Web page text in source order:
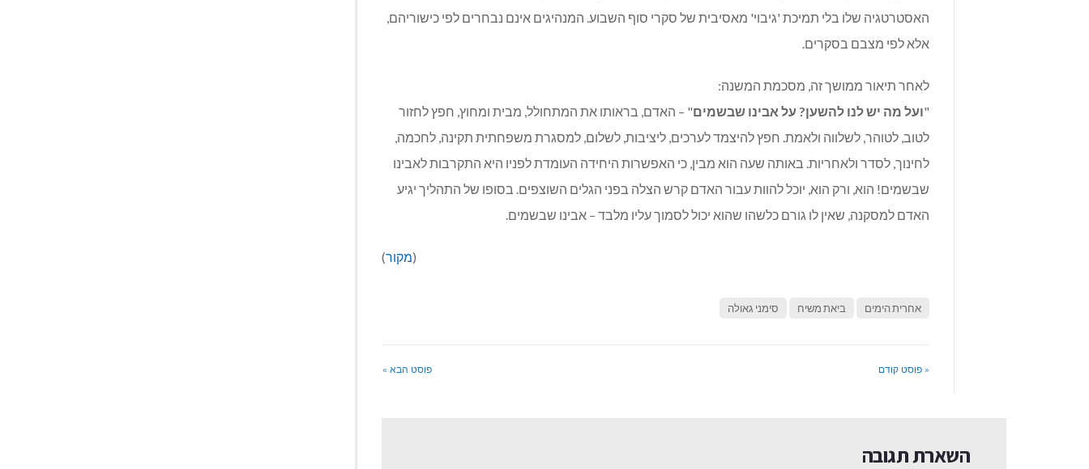
האסטרטגיה שלו בלי תמיכת 'גיבוי' מאסיבית של סקרי סוף השבוע. המנהיגים אינם נבחרים לפי כישוריהם,
אלא לפי מצבם בסקרים.
לאחר תיאור ממושך זה, מסכמת המשנה:
"ועל מה יש לנו להשען? על אבינו שבשמים" – האדם, בראותו את המתחולל, מבית ומחוץ, חפץ לחזור
לטוב, לטוהר, לשלווה ולאמת. חפץ להיצמד לערכים, ליציבות, לשלום, למסגרת משפחתית תקינה, לחכמה,
לחינוך, לסדר ולאחריות. באותה שעה הוא מבין, כי האפשרות היחידה העומדת לפניו היא התקרבות לאבינו
שבשמים! הוא, ורק הוא, יוכל להוות עבור האדם קרש הצלה בפני הגלים השוצפים. בסופו של התהליך יגיע
האדם למסקנה, שאין לו גורם כלשהו שהוא יכול לסמוך עליו מלבד – אבינו שבשמים.
(מקור)
אחרית הימים ביאת משיח סימני גאולה
« פוסט קודם פוסט הבא »
השארת תגובה